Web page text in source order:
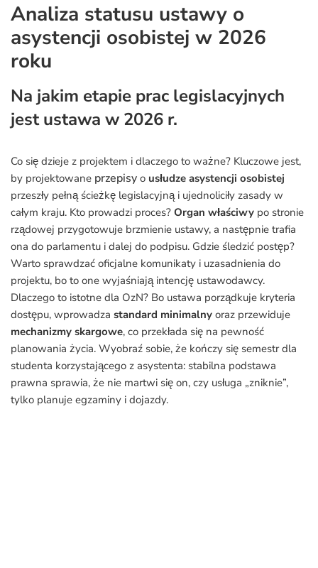
Analiza statusu ustawy o
asystencji osobistej w 2026
roku
Na jakim etapie prac legislacyjnych
jest ustawa w 2026 r.
Co się dzieje z projektem i dlaczego to ważne? Kluczowe jest,
by projektowane przepisy o usłudze asystencji osobistej
przeszły pełną ścieżkę legislacyjną i ujednoliciły zasady w
całym kraju. Kto prowadzi proces? Organ właściwy po stronie
rządowej przygotowuje brzmienie ustawy, a następnie trafia
ona do parlamentu i dalej do podpisu. Gdzie śledzić postęp?
Warto sprawdzać oficjalne komunikaty i uzasadnienia do
projektu, bo to one wyjaśniają intencję ustawodawcy.
Dlaczego to istotne dla OzN? Bo ustawa porządkuje kryteria
dostępu, wprowadza standard minimalny oraz przewiduje
mechanizmy skargowe, co przekłada się na pewność
planowania życia. Wyobraź sobie, że kończy się semestr dla
studenta korzystającego z asystenta: stabilna podstawa
prawna sprawia, że nie martwi się on, czy usługa „zniknie”,
tylko planuje egzaminy i dojazdy.